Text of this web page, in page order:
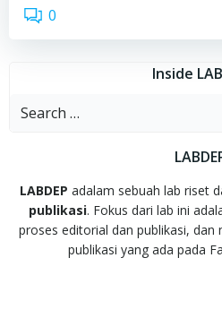
0
Inside
Search
LABDEP adalam sebuah lab riset
publikasi. Fokus dari lab ini
proses editorial dan publikasi,
publikasi yang ada pada